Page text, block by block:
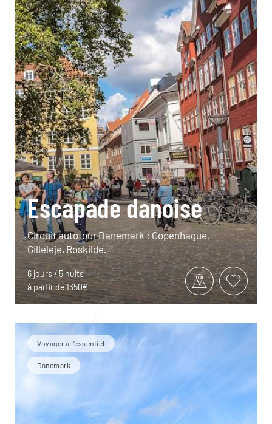
Escapade danoise
Circuit autotour Danemark : Copenhague,
Gilleleje, Roskilde.
6 jours / 5 nuits
à partir de 1350€
Voyager à l’essentiel
Danemark